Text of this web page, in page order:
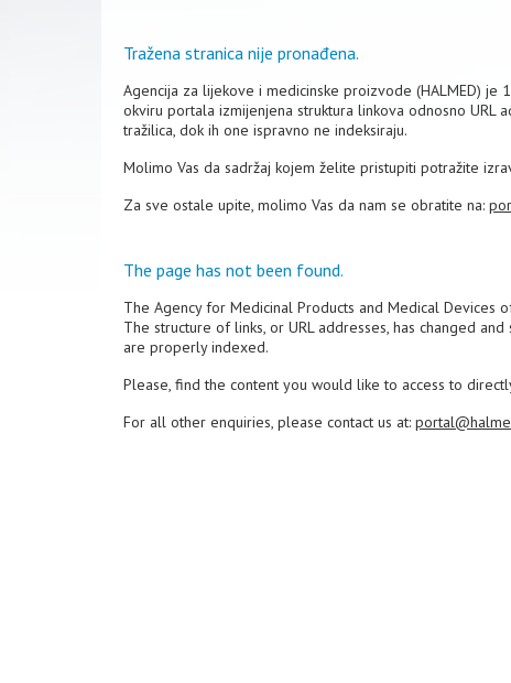
Tražena stranica nije pronađena.
Agencija za lijekove i medicinske proizvode (HALMED)
okviru portala izmijenjena struktura linkova odnosno URL
tražilica, dok ih one ispravno ne indeksiraju.
Molimo Vas da sadržaj kojem želite pristupiti potražite
Za sve ostale upite, molimo Vas da nam se obratite na:
The page has not been found.
The Agency for Medicinal Products and Medical Devices
The structure of links, or URL addresses, has changed
are properly indexed.
Please, find the content you would like to access to
For all other enquiries, please contact us at: